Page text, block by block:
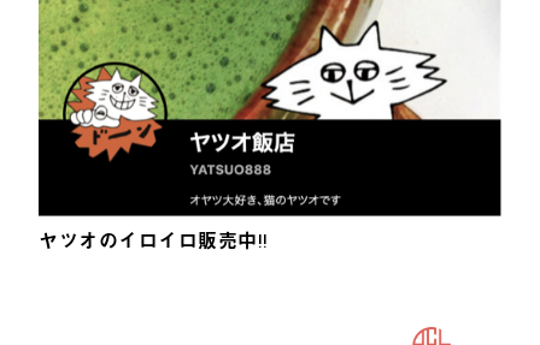
ヤツオのイロイロ販売中!!